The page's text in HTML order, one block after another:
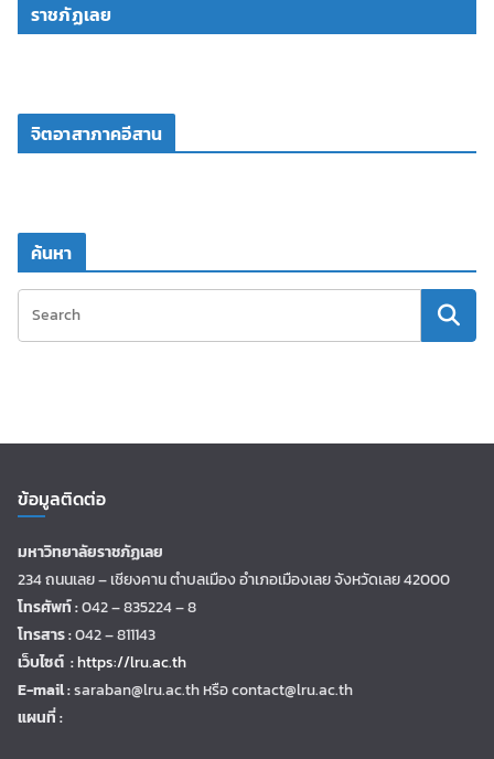
ราชภัฏเลย
จิตอาสาภาคอีสาน
ค้นหา
ข้อมูลติดต่อ
มหาวิทยาลัยราชภัฏเลย
234 ถนนเลย – เชียงคาน ตำบลเมือง อำเภอเมืองเลย จังหวัดเลย 42000
โทรศัพท์ :042 – 835224 – 8
โทรสาร :042 – 811143
เว็บไซต์ :https://lru.ac.th
E-mail :saraban@lru.ac.thหรือ contact@lru.ac.th
แผนที่ :